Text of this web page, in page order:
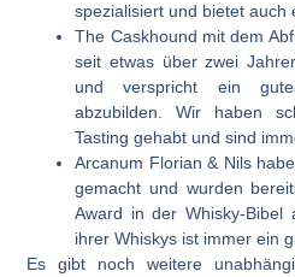
spezialisiert und bietet auch
The Caskhound mit dem
seit etwas über zwei
und verspricht ein gutes
abzubilden. Wir haben
Tasting gehabt und sind
Arcanum Florian & Nils
gemacht und wurden
Award in der Whisky-Bibel
ihrer Whiskys ist immer ein
Es gibt noch weitere